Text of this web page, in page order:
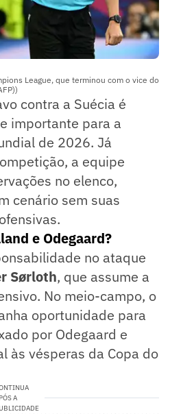
League, que terminou com o vice do
contra a Suécia é
importante para a
de 2026. Já
a equipe
no elenco,
cenário sem suas
e Odegaard?
no ataque
Sørloth, que assume a
No meio-campo, o
oportunidade para
por Odegaard e
às vésperas da Copa do
A